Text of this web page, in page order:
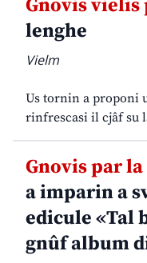
Gnovis vielis
lenghe
Vielm
Us tornin a proponi
rinfrescasi il cjâf su
Gnovis par
a imparin a
edicule «Tal
gnûf album